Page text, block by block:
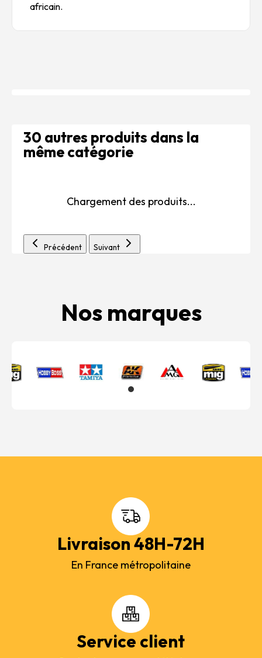
africain.
30 autres produits dans la
même catégorie
Chargement des produits...
Précédent Suivant
Nos marques
Livraison 48H-72H
En France métropolitaine
Service client